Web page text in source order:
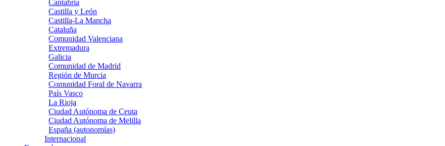
Cantabria
Castilla y León
Castilla-La Mancha
Cataluña
Comunidad Valenciana
Extremadura
Galicia
Comunidad de Madrid
Región de Murcia
Comunidad Foral de Navarra
País Vasco
La Rioja
Ciudad Autónoma de Ceuta
Ciudad Autónoma de Melilla
España (autonomías)
Internacional